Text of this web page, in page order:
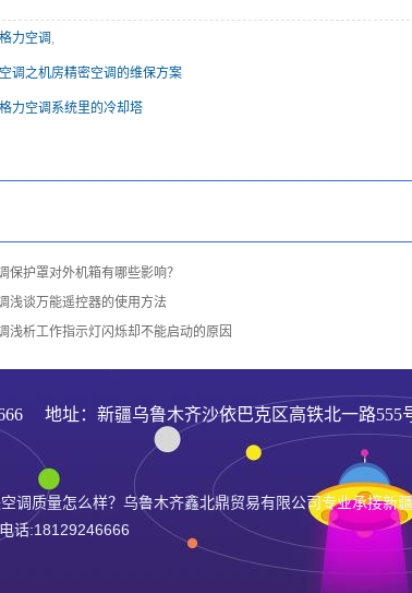
力空调 ,
调之机房精密空调的维保方案
力空调系统里的冷却塔
保护罩对外机箱有哪些影响？
浅谈万能遥控器的使用方法
浅析工作指示灯闪烁却不能启动的原因
地址：新疆乌鲁木齐沙依巴克区高铁北一路555
调质量怎么样？乌鲁木齐鑫北鼎贸易有限公司专业承接新
话:18129246666